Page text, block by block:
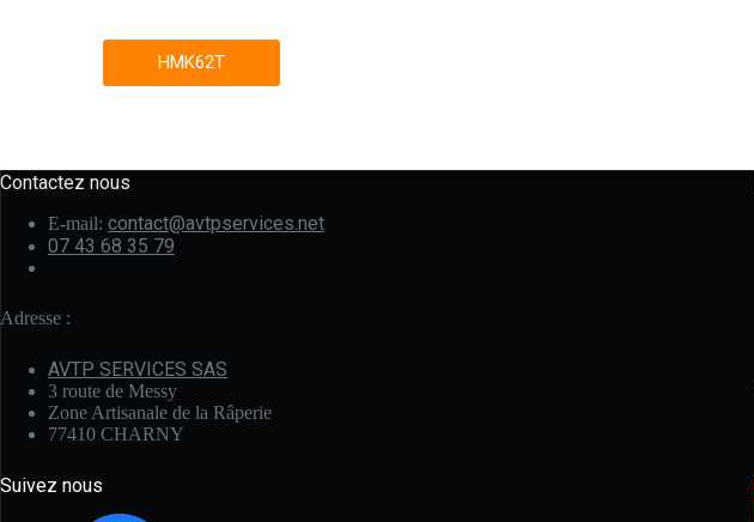
HMK62T
Contactez nous
E-mail: contact@avtpservices.net
07 43 68 35 79
Adresse :
AVTP SERVICES SAS
3 route de Messy
Zone Artisanale de la Râperie
77410 CHARNY
Suivez nous